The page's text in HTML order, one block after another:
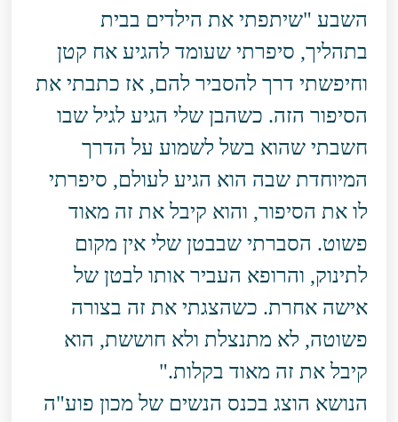
השבע "שיתפתי את הילדים בבית
בתהליך, סיפרתי שעומד להגיע אח קטן
וחיפשתי דרך להסביר להם, אז כתבתי את
הסיפור הזה. כשהבן שלי הגיע לגיל שבו
חשבתי שהוא בשל לשמוע על הדרך
המיוחדת שבה הוא הגיע לעולם, סיפרתי
לו את הסיפור, והוא קיבל את זה מאוד
פשוט. הסברתי שבבטן שלי אין מקום
לתינוק, והרופא העביר אותו לבטן של
אישה אחרת. כשהצגתי את זה בצורה
פשוטה, לא מתנצלת ולא חוששת, הוא
קיבל את זה מאוד בקלות."
הנושא הוצג בכנס הנשים של מכון פוע"ה